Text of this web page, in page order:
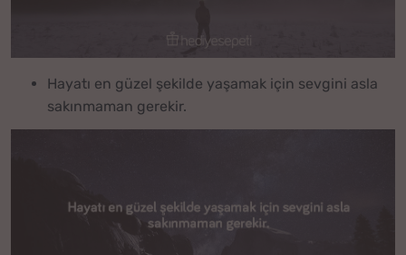
Hayatı en güzel şekilde yaşamak için sevgini asla
sakınmaman gerekir.